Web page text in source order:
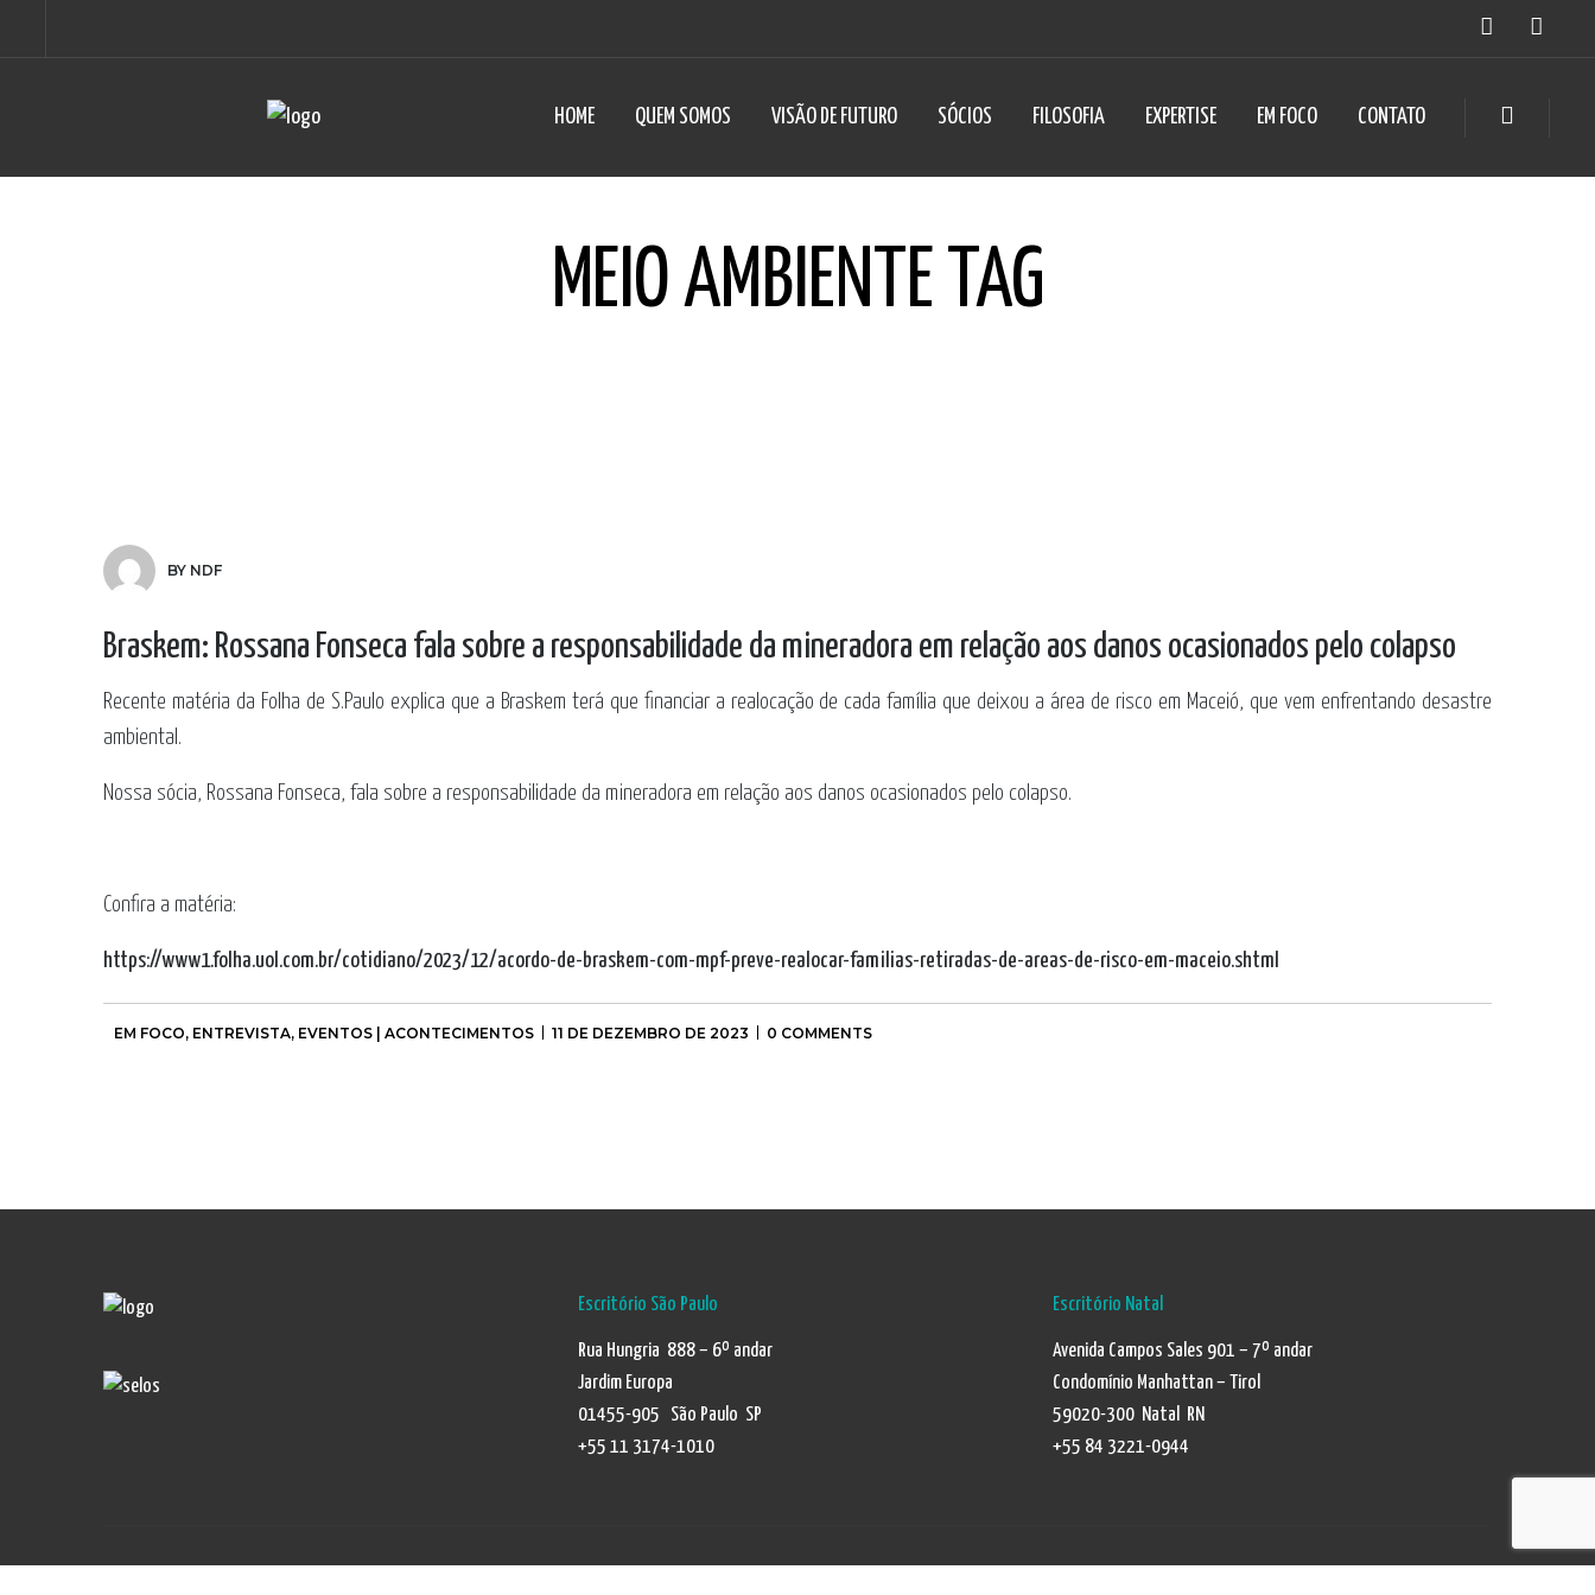
HOME QUEM SOMOS VISÃO DE FUTURO SÓCIOS FILOSOFIA EXPERTISE EM FOCO CONTATO
MEIO AMBIENTE TAG
BY NDF
Braskem: Rossana Fonseca fala sobre a responsabilidade da mineradora em relação aos danos ocasionados pelo colapso
Recente matéria da Folha de S.Paulo explica que a Braskem terá que financiar a realocação de cada família que deixou a área de risco em Maceió, que vem enfrentando desastre
ambiental.
Nossa sócia, Rossana Fonseca, fala sobre a responsabilidade da mineradora em relação aos danos ocasionados pelo colapso.
Confira a matéria:
https://www1.folha.uol.com.br/cotidiano/2023/12/acordo-de-braskem-com-mpf-preve-realocar-familias-retiradas-de-areas-de-risco-em-maceio.shtml
EM FOCO, ENTREVISTA, EVENTOS | ACONTECIMENTOS 11 DE DEZEMBRO DE 2023 0 COMMENTS
Escritório São Paulo
Rua Hungria 888 – 6º andar
Jardim Europa
01455-905 São Paulo SP
+55 11 3174-1010
Escritório Natal
Avenida Campos Sales 901 – 7º andar
Condomínio Manhattan – Tirol
59020-300 Natal RN
+55 84 3221-0944